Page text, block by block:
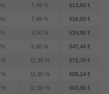
7,49 % 513,60 €
7,49 % 516,60 €
9,90 % 534,96 €
9,90 % 547,44 €
% 11,90 % 572,70 €
% 11,90 % 588,24 €
% 11,90 % 603,96 €